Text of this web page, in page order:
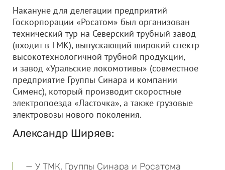
Накануне для делегации предприятий
Госкорпорации «Росатом» был организован
технический тур на Северский трубный завод
(входит в ТМК), выпускающий широкий спектр
высокотехнологичной трубной продукции,
и завод «Уральские локомотивы» (совместное
предприятие Группы Синара и компании
Сименс), который производит скоростные
электропоезда «Ласточка», а также грузовые
электровозы нового поколения.
Александр Ширяев:
— У ТМК, Группы Синара и Росатома